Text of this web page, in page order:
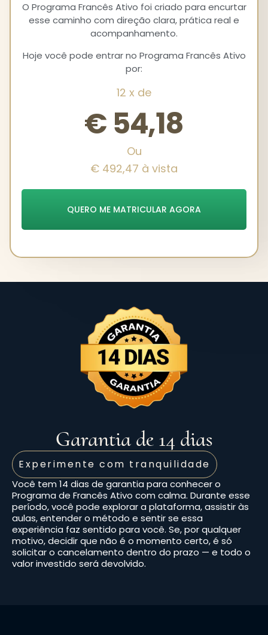
O Programa Francês Ativo foi criado para encurtar
esse caminho com direção clara, prática real e
acompanhamento.
Hoje você pode entrar no Programa Francês Ativo
por:
12 x de
€ 54,18
Ou
€ 492,47 à vista
QUERO ME MATRICULAR AGORA
Garantia de 14 dias
Experimente com tranquilidade
Você tem 14 dias de garantia para conhecer o
Programa de Francês Ativo com calma. Durante esse
período, você pode explorar a plataforma, assistir às
aulas, entender o método e sentir se essa
experiência faz sentido para você. Se, por qualquer
motivo, decidir que não é o momento certo, é só
solicitar o cancelamento dentro do prazo — e todo o
valor investido será devolvido.